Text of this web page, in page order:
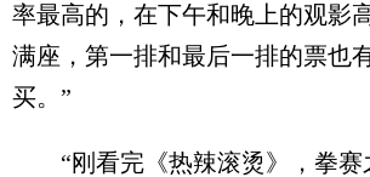
率最高的，在下午和晚上的观影
满座，第一排和最后一排的票也
买。”
“刚看完《热辣滚烫》，拳赛